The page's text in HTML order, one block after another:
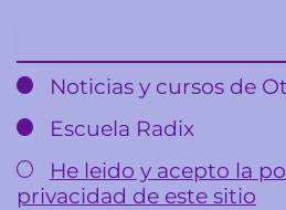
Noticias y cursos de
Escuela Radix
He leido y acepto la
privacidad de este sitio